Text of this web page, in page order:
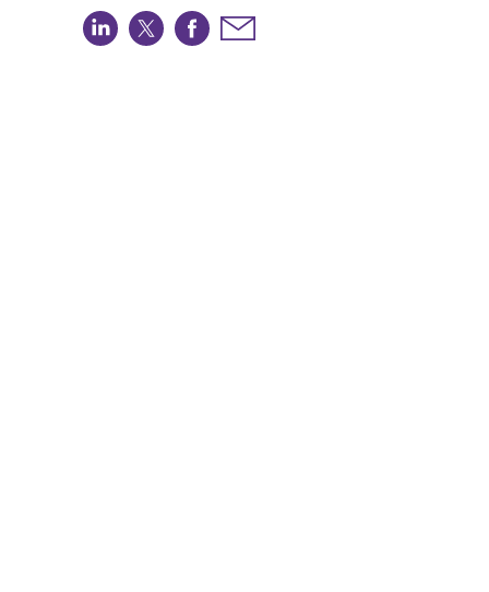
Partager
sur
Partager
sur
Partager
sur
Partager
par